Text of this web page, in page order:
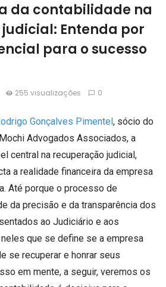
da contabilidade na
Entenda por
para o sucesso
255 visualizações 0
Gonçalves Pimentel, sócio do
Advogados Associados, a
central na recuperação judicial,
a realidade financeira da empresa
Até porque o processo de
da precisão e da transparência dos
ao Judiciário e aos
que se define se a empresa
se recuperar e honrar seus
em mente, a seguir, veremos os